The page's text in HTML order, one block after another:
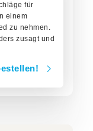
für
einem
zu nehmen.
zusagt und